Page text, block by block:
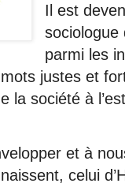
Il est
sociologue
parmi les
justes et
la société à
et à
celui